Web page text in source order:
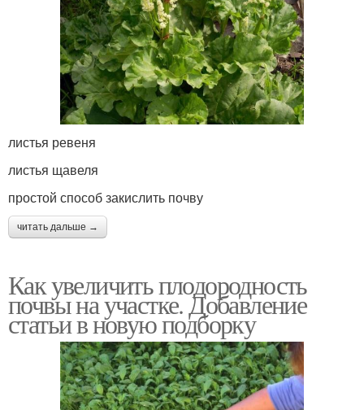
листья ревеня
листья щавеля
простой способ закислить почву
читать дальше →
Как увеличить плодородность
почвы на участке. Добавление
статьи в новую подборку